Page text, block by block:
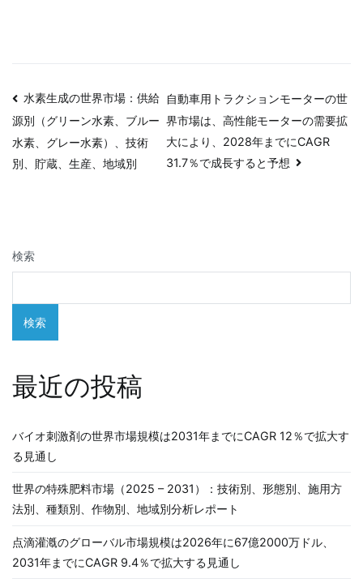
投
稿
ナ
ー
シ
ョ
ン
水素生成の世界市場：供給
源別（グリーン水素、ブルー
水素、グレー水素）、技術
別、貯蔵、生産、地域別
自動車用トラクションモーターの世
界市場は、高性能モーターの需要拡
大により、2028年までにCAGR
31.7％で成長すると予想
検索
検索
最近の投稿
バイオ刺激剤の世界市場規模は2031年までにCAGR 12％で拡大す
る見通し
世界の特殊肥料市場（2025 – 2031）：技術別、形態別、施用方
法別、種類別、作物別、地域別分析レポート
点滴灌漑のグローバル市場規模は2026年に67億2000万ドル、
2031年までにCAGR 9.4％で拡大する見通し